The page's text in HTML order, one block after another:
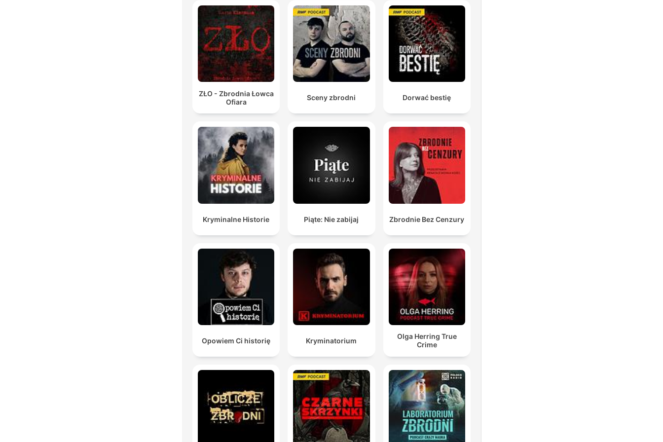
Kliknij rozdział, aby przejść bezpośrednio do tego momentu
Najważniejsze momenty
Un caso que recuerda que la justicia no es justa si no es
igual para todos.
00:01:18 · La narradora establece el tono crítico del episodio
Hay fotos de él con los nudillos ensangrentados, que es
una marca típica de cuando pegas puñetazos.
00:03:51 · Se presenta una evidencia física que vincula a Colin
Albert con una posible pelea.
Las teorías de conspiración indican que pudo hacer lo
que hiciera falta para que esta familia no fuera
sospechosa.
00:06:00 · Se plantea la posibilidad de un encubrimiento por
Es muy importante que toda esta gente haya
casualmente cambiado de teléfono cuando la policía
quería ver sus terminales.
00:09:39 · La narradora resalta la sospechosa coincidencia de la
destrucción de pruebas digitales por parte de los implicados.
Es indiscutible que había bebido muchísimo porque
están las analíticas que le hicieron muchas horas
después y que todavía tenían muchísima cantidad de
alcohol en sangre.
00:18:16 · Se presenta la evidencia científica que contradice la
versión de Karen sobre su consumo de alcohol esa noche.
ZŁO - Zbrodnia Łowca
Ofiara
Sceny zbrodni Dorwać bestię
Kryminalne Historie Piąte: Nie zabijaj Zbrodnie Bez Cenzury
Opowiem Ci historię Kryminatorium
Olga Herring True
Crime